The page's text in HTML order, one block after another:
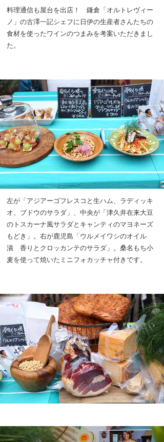
料理通信も屋台を出店！ 鎌倉「オルトレヴィー
ノ」の古澤一記シェフに日伊の生産者さんたちの
食材を使ったワインのつまみを考案いただきまし
た。
左が「アジアーゴフレスコと生ハム、ラディッキ
オ、ブドウのサラダ」、中央が「津久井在来大豆
のトスカーナ風サラダとキャンティのマヨネーズ
もどき」。右が鹿児島「ウルメイワシのオイル
漬 香りとクロッカンテのサラダ」。桑名もち小
麦を使って焼いたミニフォカッチャ付きです。